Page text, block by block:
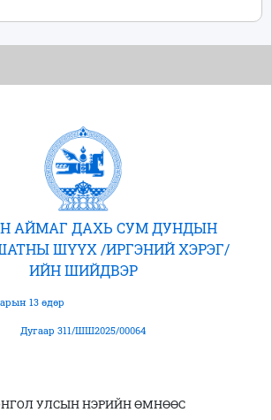
АЙМАГ ДАХЬ СУМ ДУНДЫН
ШҮҮХ /ИРГЭНИЙ ХЭРЭГ/
ИЙН ШИЙДВЭР
13 өдөр
Дугаар 311/ШШ2025/00064
УЛСЫН НЭРИЙН ӨМНӨӨС